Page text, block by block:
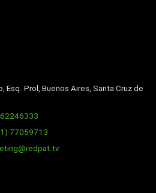
Esq. Prol, Buenos Aires, Santa Cruz de
77059713